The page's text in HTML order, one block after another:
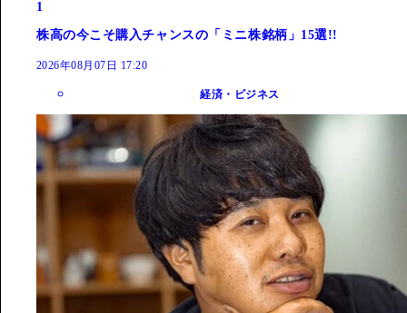
1
株高の今こそ購入チャンスの「ミニ株銘柄」15選!!
2026年08月07日 17:20
経済・ビジネス